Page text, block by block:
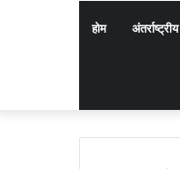
होम अंतर्राष्ट्रीय